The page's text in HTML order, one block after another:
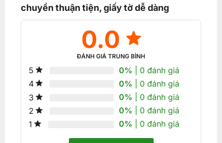
chuyển thuận tiện, giấy tờ dễ dàng
0.0
ĐÁNH GIÁ TRUNG BÌNH
5 0% | 0 đánh giá
4
0% | 0 đánh giá
3
0% | 0 đánh giá
2
0% | 0 đánh giá
1
0% | 0 đánh giá